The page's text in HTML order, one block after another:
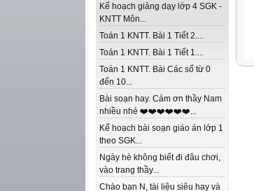
Kế hoạch giảng dạy lớp 4 SGK -
KNTT Môn...
Toán 1 KNTT. Bài 1 Tiết 2....
Toán 1 KNTT. Bài 1 Tiết 1....
Toán 1 KNTT. Bài Các số từ 0
đến 10...
Bài soạn hay. Cảm ơn thầy Nam
nhiều nhé ❤️❤️❤️❤️❤️❤️...
Kế hoạch bài soạn giáo án lớp 1
theo SGK...
Ngày hè không biết đi đâu chơi,
vào trang thầy...
Chào bạn N, tài liệu siêu hay và